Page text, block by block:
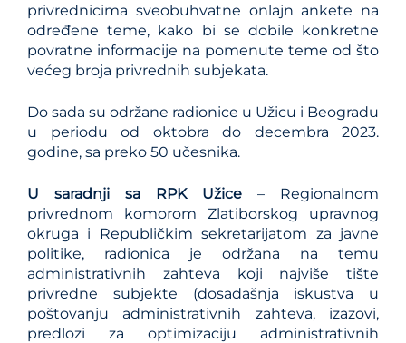
privrednicima sveobuhvatne onlajn ankete na
određene teme, kako bi se dobile konkretne
povratne informacije na pomenute teme od što
većeg broja privrednih subjekata.
Do sada su održane radionice u Užicu i Beogradu
u periodu od oktobra do decembra 2023.
godine, sa preko 50 učesnika.
U saradnji sa RPK Užice – Regionalnom
privrednom komorom Zlatiborskog upravnog
okruga i Republičkim sekretarijatom za javne
politike, radionica je održana na temu
administrativnih zahteva koji najviše tište
privredne subjekte (dosadašnja iskustva u
poštovanju administrativnih zahteva, izazovi,
predlozi za optimizaciju administrativnih